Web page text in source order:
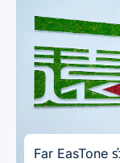
Far EasTone